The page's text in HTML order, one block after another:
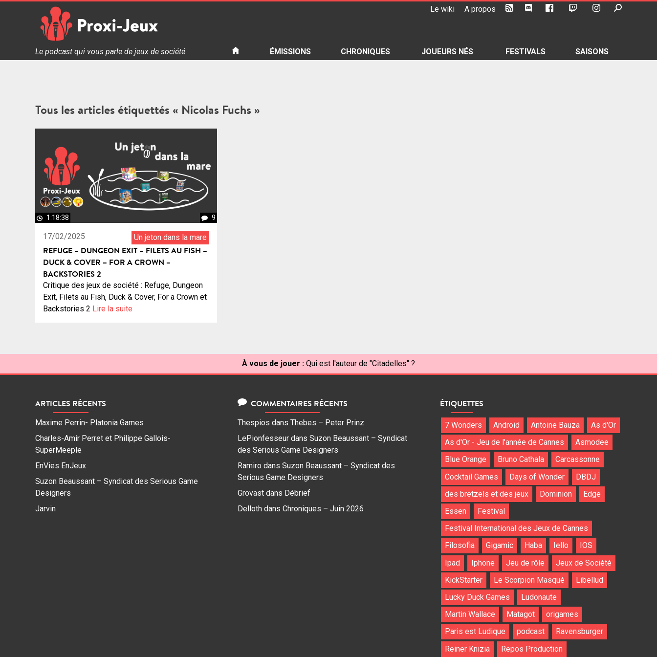
Le wiki A propos
Proxi Jeux - Le podcast qui vous parle de jeux de société
Le podcast qui vous parle de jeux de société ÉMISSIONS CHRONIQUES JOUEURS NÉS FESTIVALS SAISONS
Tous les articles étiquettés « Nicolas Fuchs »
1:18:38 9
17/02/2025 Un jeton dans la mare
REFUGE – DUNGEON EXIT – FILETS AU FISH –
DUCK & COVER – FOR A CROWN –
BACKSTORIES 2
Critique des jeux de société : Refuge, Dungeon
Exit, Filets au Fish, Duck & Cover, For a Crown et
Backstories 2 Lire la suite
À vous de jouer : Qui est l'auteur de "Citadelles" ?
ARTICLES RÉCENTS
Maxime Perrin- Platonia Games
Charles-Amir Perret et Philippe Gallois-
SuperMeeple
EnVies EnJeux
Suzon Beaussant – Syndicat des Serious Game
Designers
Jarvin
COMMENTAIRES RÉCENTS
Thespios dans Thebes – Peter Prinz
LePionfesseur dans Suzon Beaussant – Syndicat
des Serious Game Designers
Ramiro dans Suzon Beaussant – Syndicat des
Serious Game Designers
Grovast dans Débrief
Delloth dans Chroniques – Juin 2026
ÉTIQUETTES
7 Wonders Android Antoine Bauza
As d'Or
As d'Or - Jeu de l'année de Cannes
Asmodee
Blue Orange
Bruno Cathala
Carcassonne
Cocktail Games
Days of Wonder
DBDJ
des bretzels et des jeux
Dominion
Edge
Essen
Festival
Festival International des Jeux de Cannes
Filosofia
Gigamic Haba Iello
IOS
Ipad
Iphone Jeu de rôle
Jeux de Société
KickStarter
Le Scorpion Masqué
Libellud
Lucky Duck Games
Ludonaute
Martin Wallace
Matagot
origames
Paris est Ludique
podcast
Ravensburger
Reiner Knizia
Repos Production